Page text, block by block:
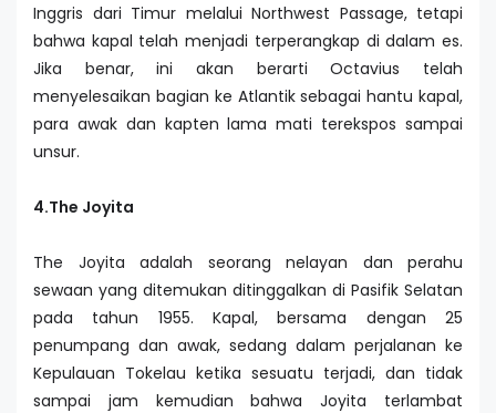
Inggris dari Timur melalui Northwest Passage, tetapi
bahwa kapal telah menjadi terperangkap di dalam es.
Jika benar, ini akan berarti Octavius telah
menyelesaikan bagian ke Atlantik sebagai hantu kapal,
para awak dan kapten lama mati terekspos sampai
unsur.
4.The Joyita
The Joyita adalah seorang nelayan dan perahu
sewaan yang ditemukan ditinggalkan di Pasifik Selatan
pada tahun 1955. Kapal, bersama dengan 25
penumpang dan awak, sedang dalam perjalanan ke
Kepulauan Tokelau ketika sesuatu terjadi, dan tidak
sampai jam kemudian bahwa Joyita terlambat